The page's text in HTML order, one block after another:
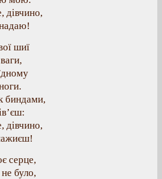
дівчино,
шиї
биндами,
дівчино,
серце,
було,